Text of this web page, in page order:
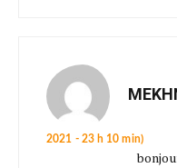
2021 - 23 h 10 min)